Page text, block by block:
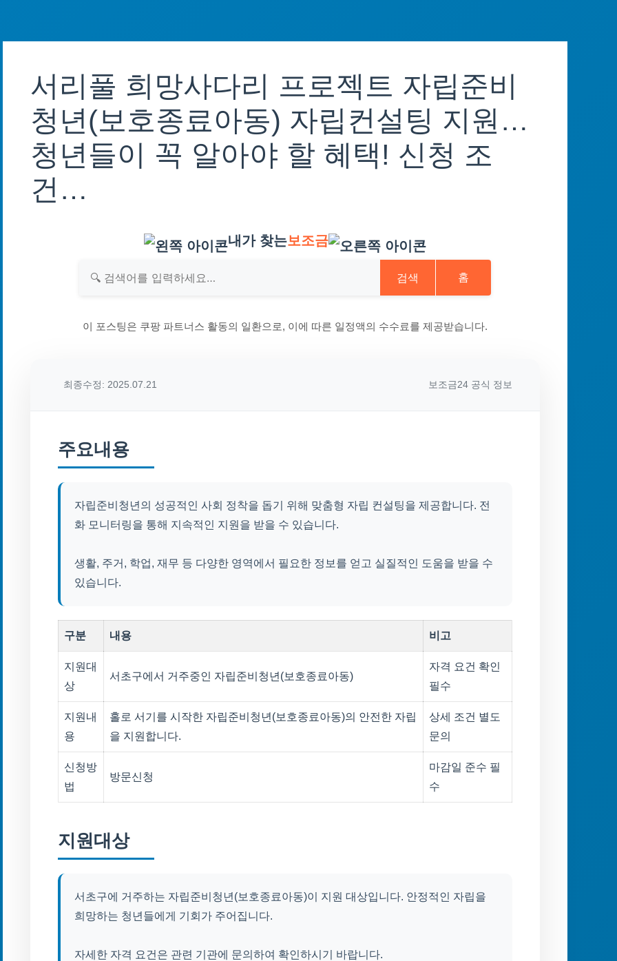
서리풀 희망사다리 프로젝트 자립준비
청년(보호종료아동) 자립컨설팅 지원…
청년들이 꼭 알아야 할 혜택! 신청 조
건…
내가 찾는보조금
검색 홈
이 포스팅은 쿠팡 파트너스 활동의 일환으로, 이에 따른 일정액의 수수료를 제공받습니다.
최종수정: 2025.07.21 보조금24 공식 정보
주요내용
자립준비청년의 성공적인 사회 정착을 돕기 위해 맞춤형 자립 컨설팅을 제공합니다. 전
화 모니터링을 통해 지속적인 지원을 받을 수 있습니다.
생활, 주거, 학업, 재무 등 다양한 영역에서 필요한 정보를 얻고 실질적인 도움을 받을 수
있습니다.
구분 내용 비고
지원대
상
서초구에서 거주중인 자립준비청년(보호종료아동)
자격 요건 확인
필수
지원내
용
홀로 서기를 시작한 자립준비청년(보호종료아동)의 안전한 자립
을 지원합니다.
상세 조건 별도
문의
신청방
법
방문신청
마감일 준수 필
수
지원대상
서초구에 거주하는 자립준비청년(보호종료아동)이 지원 대상입니다. 안정적인 자립을
희망하는 청년들에게 기회가 주어집니다.
자세한 자격 요건은 관련 기관에 문의하여 확인하시기 바랍니다.